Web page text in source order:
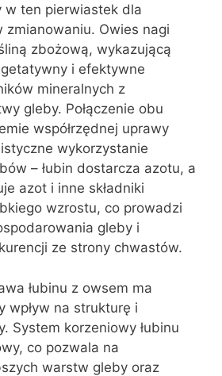
w ten pierwiastek dla
zmianowaniu. Owies nagi
zbożową, wykazującą
i efektywne
mineralnych z
gleby. Połączenie obu
współrzędnej uprawy
wykorzystanie
– łubin dostarcza azotu, a
azot i inne składniki
wzrostu, co prowadzi
gleby i
ze strony chwastów.
łubinu z owsem ma
wpływ na strukturę i
System korzeniowy łubinu
co pozwala na
warstw gleby oraz